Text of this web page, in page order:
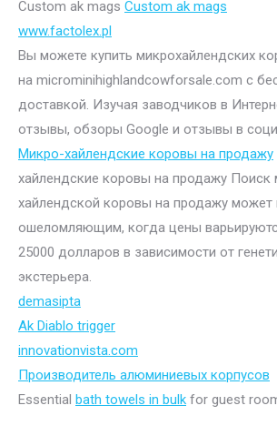
Custom ak mags Custom ak mags
www.factolex.pl
Вы можете купить микрохайлендских
на microminihighlandcowforsale.com с
доставкой. Изучая заводчиков в
отзывы, обзоры Google и отзывы в
Микро-хайлендские коровы на продажу
хайлендские коровы на продажу Поиск
хайлендской коровы на продажу может
ошеломляющим, когда цены
25000 долларов в зависимости от
экстерьера.
demasipta
Ak Diablo trigger
innovationvista.com
Производитель алюминиевых корпусов
Essential bath towels in bulk for guest